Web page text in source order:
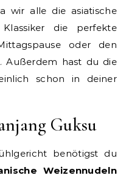
wir alle die asiatische
die perfekte
oder den
Außerdem hast du die
schon in deiner
Guksu
benötigst du
Weizennudeln